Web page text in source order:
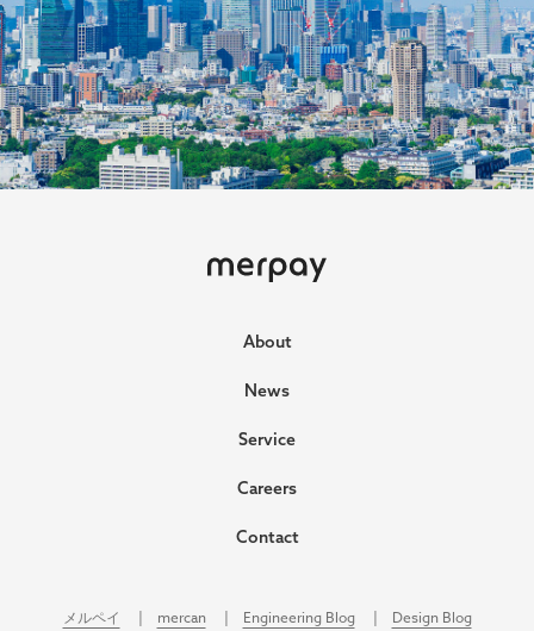
About
News
Service
Careers
Contact
メルペイ mercan Engineering Blog Design Blog